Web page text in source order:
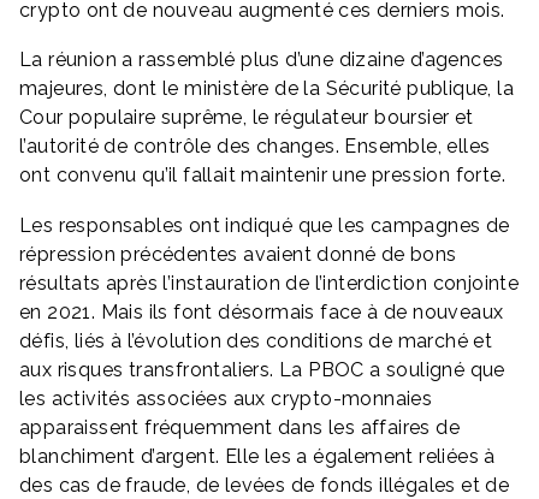
crypto ont de nouveau augmenté ces derniers mois.
La réunion a rassemblé plus d’une dizaine d’agences
majeures, dont le ministère de la Sécurité publique, la
Cour populaire suprême, le régulateur boursier et
l’autorité de contrôle des changes. Ensemble, elles
ont convenu qu’il fallait maintenir une pression forte.
Les responsables ont indiqué que les campagnes de
répression précédentes avaient donné de bons
résultats après l’instauration de l’interdiction conjointe
en 2021. Mais ils font désormais face à de nouveaux
défis, liés à l’évolution des conditions de marché et
aux risques transfrontaliers. La PBOC a souligné que
les activités associées aux crypto-monnaies
apparaissent fréquemment dans les affaires de
blanchiment d’argent. Elle les a également reliées à
des cas de fraude, de levées de fonds illégales et de